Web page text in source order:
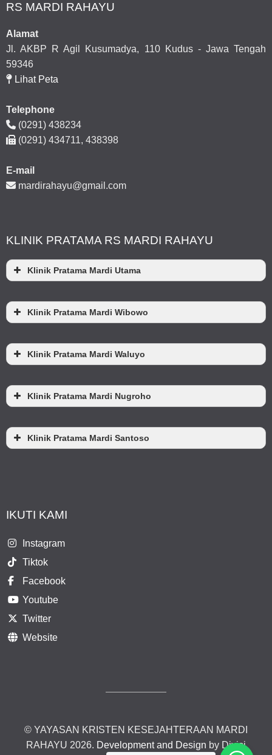
RS MARDI RAHAYU
Alamat
Jl. AKBP R Agil Kusumadya, 110 Kudus - Jawa Tengah
59346
Lihat Peta
Telephone
(0291) 438234
(0291) 434711, 438398
E-mail
mardirahayu@gmail.com
KLINIK PRATAMA RS MARDI RAHAYU
Klinik Pratama Mardi Utama
Klinik Pratama Mardi Wibowo
Klinik Pratama Mardi Waluyo
Klinik Pratama Mardi Nugroho
Klinik Pratama Mardi Santoso
IKUTI KAMI
Instagram
Tiktok
Facebook
Youtube
Twitter
Website
© YAYASAN KRISTEN KESEJAHTERAAN MARDI
RAHAYU 2026. Development and Design by Divisi